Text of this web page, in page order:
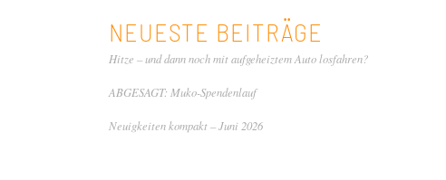
NEUESTE BEITRÄGE
Hitze – und dann noch mit aufgeheiztem Auto losfahren?
ABGESAGT: Muko-Spendenlauf
Neuigkeiten kompakt – Juni 2026